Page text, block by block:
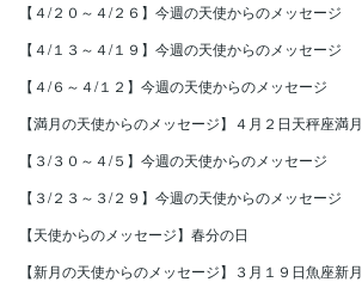
【４/２０～４/２６】今週の天使からのメッセージ
【４/１３～４/１９】今週の天使からのメッセージ
【４/６～４/１２】今週の天使からのメッセージ
【満月の天使からのメッセージ】４月２日天秤座満月
【３/３０～４/５】今週の天使からのメッセージ
【３/２３～３/２９】今週の天使からのメッセージ
【天使からのメッセージ】春分の日
【新月の天使からのメッセージ】３月１９日魚座新月